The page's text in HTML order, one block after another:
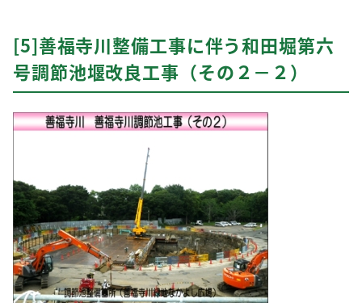
[5]善福寺川整備工事に伴う和田堀第六
号調節池堰改良工事（その２－２）